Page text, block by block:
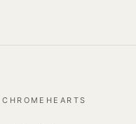
CHROMEHEARTS